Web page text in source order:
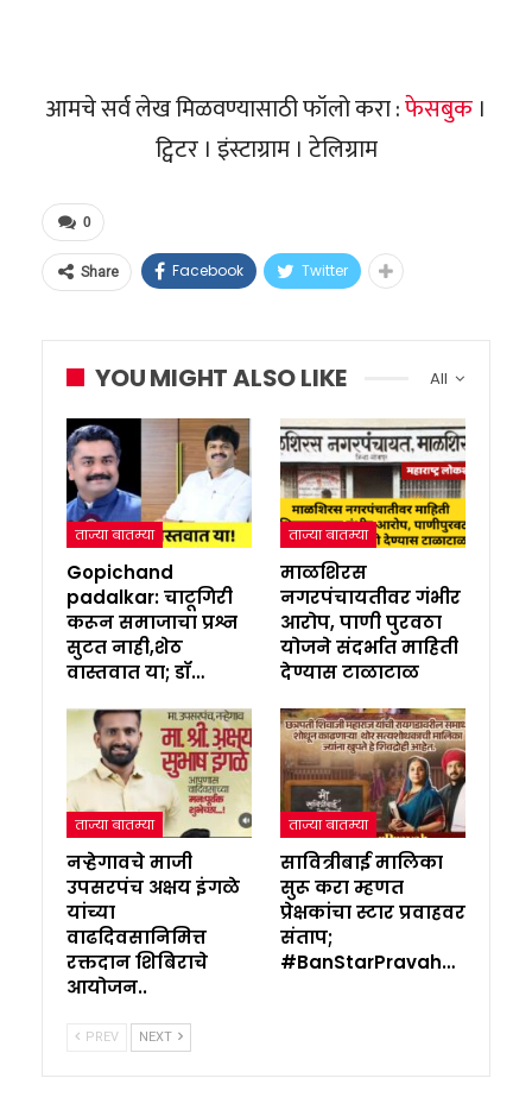
आमचे सर्व लेख मिळवण्यासाठी फॉलो करा :फेसबुक ।
ट्विटर । इंस्टाग्राम । टेलिग्राम
0
Share Facebook Twitter
All
YOU MIGHT ALSO LIKE
ताज्या बातम्या
Gopichand
padalkar: चाटूगिरी
करून समाजाचा प्रश्न
सुटत नाही,शेठ
वास्तवात या; डॉ…
ताज्या बातम्या
माळशिरस
नगरपंचायतीवर गंभीर
आरोप, पाणी पुरवठा
योजने संदर्भात माहिती
देण्यास टाळाटाळ
ताज्या बातम्या
नऱ्हेगावचे माजी
उपसरपंच अक्षय इंगळे
यांच्या
वाढदिवसानिमित्त
रक्तदान शिबिराचे
आयोजन..
ताज्या बातम्या
सावित्रीबाई मालिका
सुरू करा म्हणत
प्रेक्षकांचा स्टार प्रवाहवर
संताप;
#BanStarPravah…
PREV NEXT